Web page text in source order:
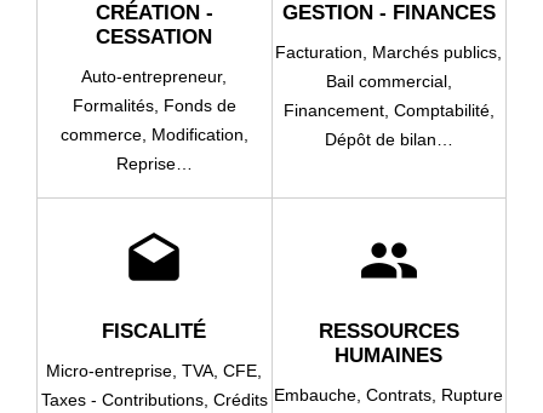
CRÉATION -
CESSATION
Auto-entrepreneur,
Formalités, Fonds de
commerce, Modification,
Reprise…
GESTION - FINANCES
Facturation, Marchés publics,
Bail commercial,
Financement, Comptabilité,
Dépôt de bilan…
drafts
FISCALITÉ
Micro-entreprise,TVA,CFE,
Taxes - Contributions, Crédits
people
RESSOURCES
HUMAINES
Embauche,Contrats, Rupture